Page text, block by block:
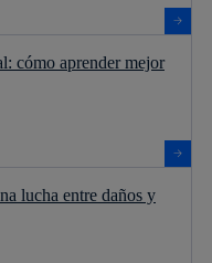
cómo aprender mejor
lucha entre daños y